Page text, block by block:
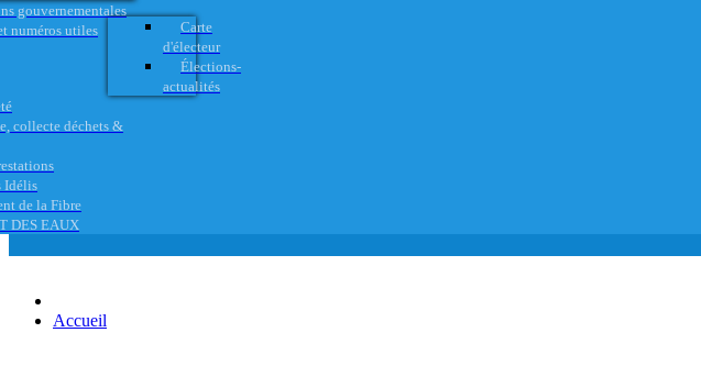
gouvernementales
numéros utiles
Carte
d'électeur
Élections-
actualités
collecte déchets &
Idélis
de la Fibre
DES EAUX
Accueil